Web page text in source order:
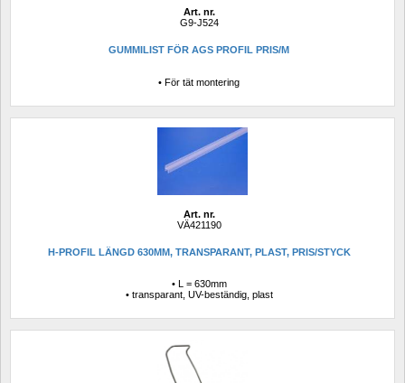
Art. nr.
G9-J524
GUMMILIST FÖR AGS PROFIL PRIS/M
• För tät montering
Art. nr.
VÄ421190
H-PROFIL LÄNGD 630MM, TRANSPARANT, PLAST, PRIS/STYCK
• L = 630mm
• transparant, UV-beständig, plast